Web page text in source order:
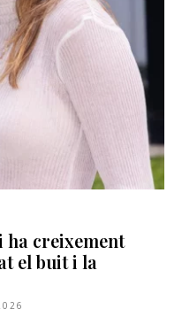
ha creixement
el buit i la